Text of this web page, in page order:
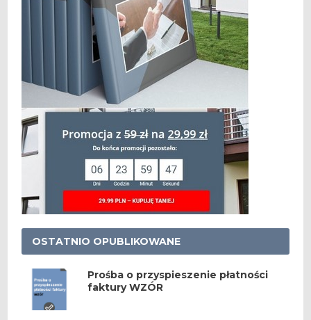
OSTATNIO OPUBLIKOWANE
Prośba o przyspieszenie płatności
faktury WZÓR